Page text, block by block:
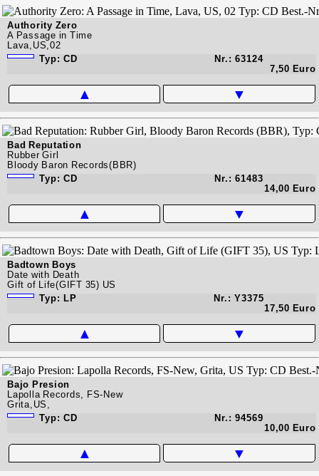
Authority Zero
A Passage in Time
Lava,US,02
Typ: CD
Nr.: 63124
7,50 Euro
▲ ▼
Bad Reputation
Rubber Girl
Bloody Baron Records(BBR)
Typ: CD
Nr.: 61483
14,00 Euro
▲ ▼
Badtown Boys
Date with Death
Gift of Life(GIFT 35) US
Typ: LP
Nr.: Y3375
17,50 Euro
▲ ▼
Bajo Presion
Lapolla Records, FS-New
Grita,US,
Typ: CD
Nr.: 94569
10,00 Euro
▲ ▼